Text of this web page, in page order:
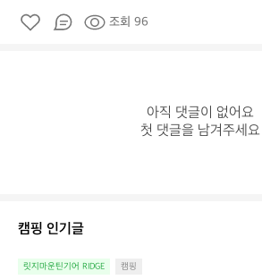
조회 96
아직 댓글이 없어요
첫 댓글을 남겨주세요
캠핑 인기글
릿지마운틴기어 RIDGE 캠핑